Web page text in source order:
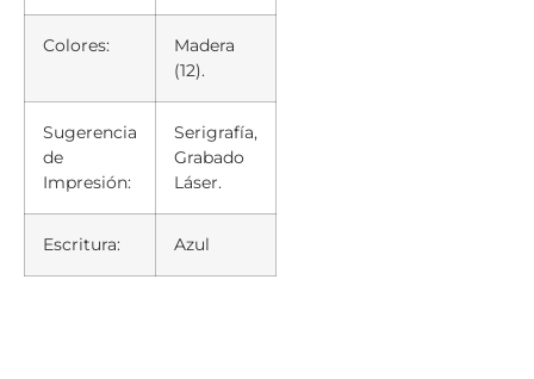
Colores:
Madera
(12).
Sugerencia
de
Impresión:
Serigrafía,
Grabado
Láser.
Escritura: Azul